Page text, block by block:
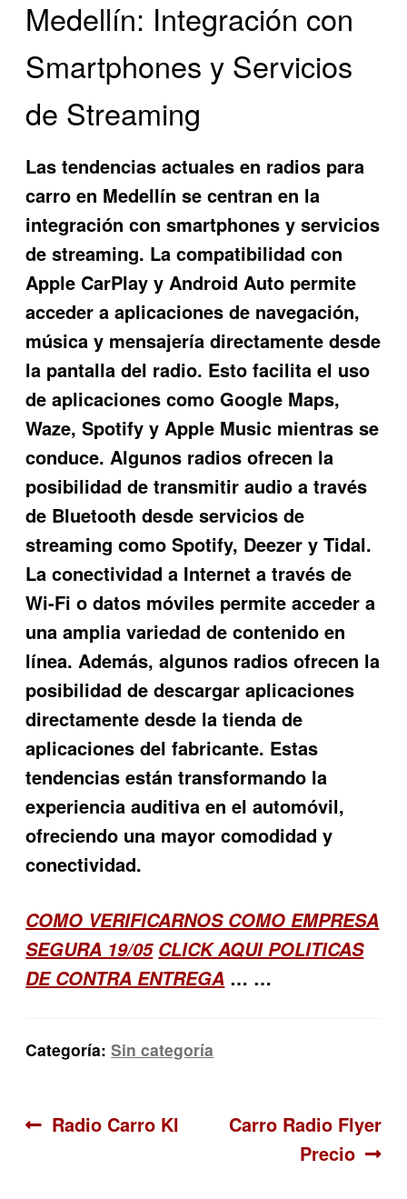
Medellín: Integración con
Smartphones y Servicios
de Streaming
Las tendencias actuales en radios para
carro en Medellín se centran en la
integración con smartphones y servicios
de streaming. La compatibilidad con
Apple CarPlay y Android Auto permite
acceder a aplicaciones de navegación,
música y mensajería directamente desde
la pantalla del radio. Esto facilita el uso
de aplicaciones como Google Maps,
Waze, Spotify y Apple Music mientras se
conduce. Algunos radios ofrecen la
posibilidad de transmitir audio a través
de Bluetooth desde servicios de
streaming como Spotify, Deezer y Tidal.
La conectividad a Internet a través de
Wi-Fi o datos móviles permite acceder a
una amplia variedad de contenido en
línea. Además, algunos radios ofrecen la
posibilidad de descargar aplicaciones
directamente desde la tienda de
aplicaciones del fabricante. Estas
tendencias están transformando la
experiencia auditiva en el automóvil,
ofreciendo una mayor comodidad y
conectividad.
COMO VERIFICARNOS COMO EMPRESA
SEGURA 19/05 CLICK AQUI POLITICAS
DE CONTRA ENTREGA … …
Categoría:Sin categoría
Navegación
Anterior:
Radio Carro Kl Siguiente:
Carro Radio Flyer
Precio